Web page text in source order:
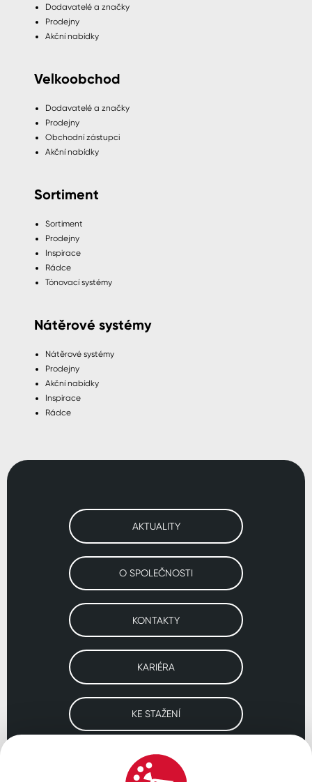
Dodavatelé a značky
Prodejny
Akční nabídky
Velkoobchod
Dodavatelé a značky
Prodejny
Obchodní zástupci
Akční nabídky
Sortiment
Sortiment
Prodejny
Inspirace
Rádce
Tónovací systémy
Nátěrové systémy
Nátěrové systémy
Prodejny
Akční nabídky
Inspirace
Rádce
AKTUALITY
O SPOLEČNOSTI
KONTAKTY
KARIÉRA
KE STAŽENÍ
Navštivte naše pobočky